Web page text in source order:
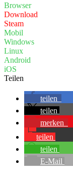
Browser
Download
Steam
Mobil
Windows
Linux
Android
iOS
Teilen
teilen
teilen
merken
teilen
teilen
E-Mail